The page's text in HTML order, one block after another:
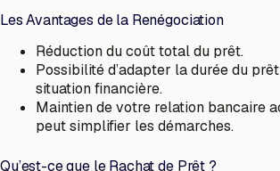
Les Avantages de la Renégociation
Réduction du coût total du prêt.
Possibilité d’adapter la durée du
situation financière.
Maintien de votre relation bancaire
peut simplifier les démarches.
Qu’est-ce que le Rachat de Prêt ?